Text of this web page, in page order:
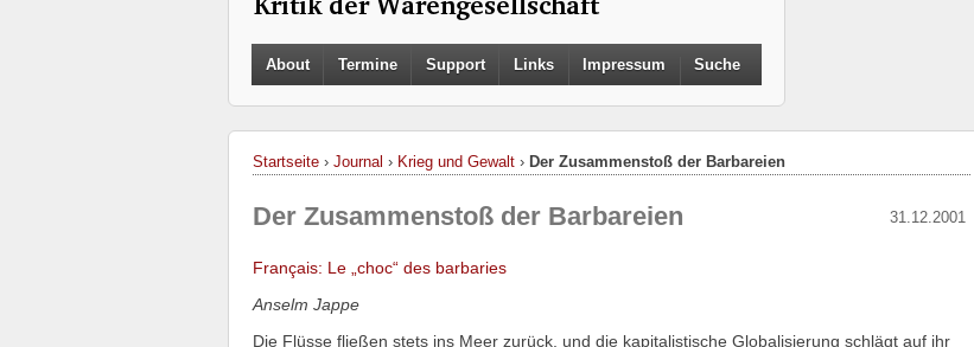
About Termine Support Links Impressum Suche
Startseite › Journal › Krieg und Gewalt › Der Zusammenstoß der Barbareien
31.12.2001
Der Zusammenstoß der Barbareien
Français: Le „choc“ des barbaries
Anselm Jappe
Die Flüsse fließen stets ins Meer zurück, und die kapitalistische Globalisierung schlägt auf ihr